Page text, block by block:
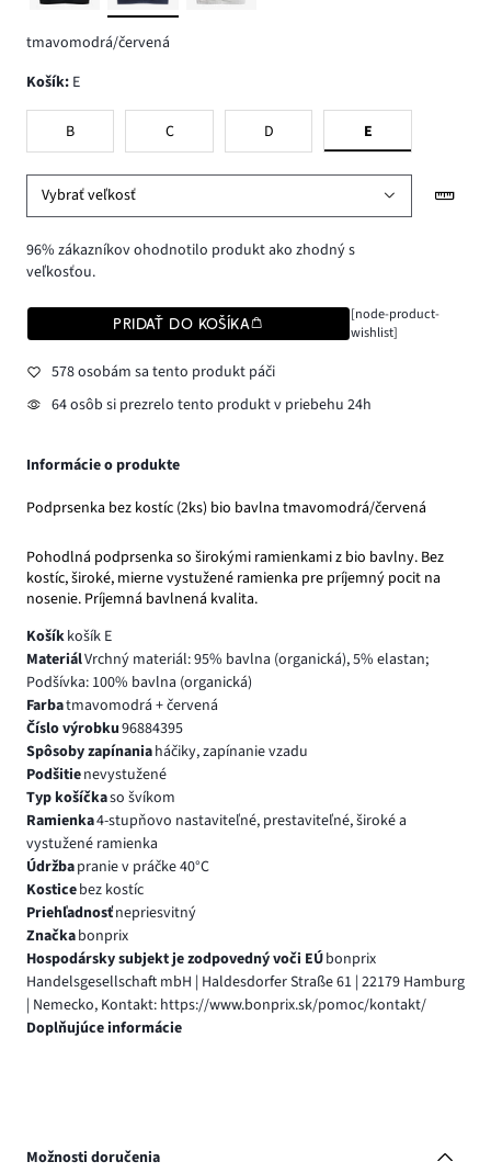
tmavomodrá/červená
Košík: E
B C D E
Vybrať veľkosť
96% zákazníkov ohodnotilo produkt ako zhodný s
veľkosťou.
PRIDAŤ DO KOŠÍKA
[node-product-
wishlist]
578 osobám sa tento produkt páči
64 osôb si prezrelo tento produkt v priebehu 24h
Informácie o produkte
Podprsenka bez kostíc (2ks) bio bavlna tmavomodrá/červená
Pohodlná podprsenka so širokými ramienkami z bio bavlny. Bez
kostíc, široké, mierne vystužené ramienka pre príjemný pocit na
nosenie. Príjemná bavlnená kvalita.
Košíkkošík E
MateriálVrchný materiál: 95% bavlna (organická), 5% elastan;
Podšívka: 100% bavlna (organická)
Farbatmavomodrá + červená
Číslo výrobku96884395
Spôsoby zapínaniaháčiky, zapínanie vzadu
Podšitienevystužené
Typ košíčkaso švíkom
Ramienka4-stupňovo nastaviteľné, prestaviteľné, široké a
vystužené ramienka
Údržbapranie v práčke 40°C
Kosticebez kostíc
Priehľadnosťnepriesvitný
Značkabonprix
Hospodársky subjekt je zodpovedný voči EÚbonprix
Handelsgesellschaft mbH | Haldesdorfer Straße 61 | 22179 Hamburg
| Nemecko, Kontakt: https://www.bonprix.sk/pomoc/kontakt/
Doplňujúce informácie
Možnosti doručenia